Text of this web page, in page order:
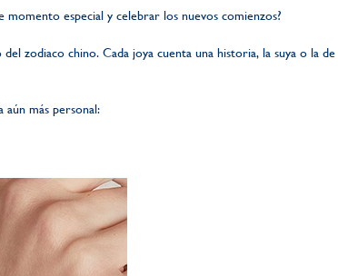
especial y celebrar los nuevos comienzos?
zodiaco chino. Cada joya cuenta una historia, la suya o la de
aún más personal: